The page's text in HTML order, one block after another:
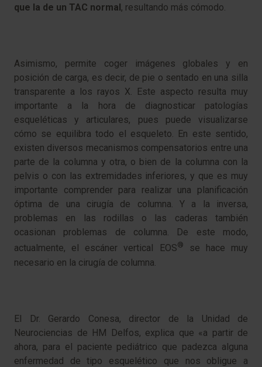
que la de un TAC normal , resultando más cómodo.
Asimismo, permite coger imágenes globales y en
posición de carga, es decir, de pie o sentado en una silla
transparente a los rayos X. Este aspecto resulta muy
importante a la hora de diagnosticar patologías
esqueléticas y articulares, pues puede visualizarse
cómo se equilibra todo el esqueleto. En este sentido,
existen diversos mecanismos compensatorios entre una
parte de la columna y otra, o bien de la columna con la
pelvis o con las extremidades inferiores, y que es muy
importante comprender para realizar una planificación
óptima de una cirugía de columna. Y a la inversa,
problemas en las rodillas o las caderas también
ocasionan problemas de columna. De este modo,
actualmente, el escáner vertical EOS®
se hace muy
necesario en la cirugía de columna.
El Dr. Gerardo Conesa, director de la Unidad de
Neurociencias de HM Delfos, explica que «a partir de
ahora, para el paciente pediátrico que padezca alguna
enfermedad de tipo esquelético que nos obligue a